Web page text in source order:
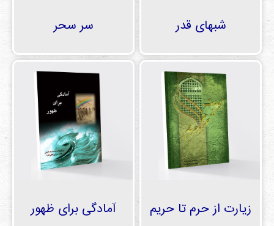
شبهای قدر سر سحر
زیارت از حرم تا حریم آمادگی برای ظهور